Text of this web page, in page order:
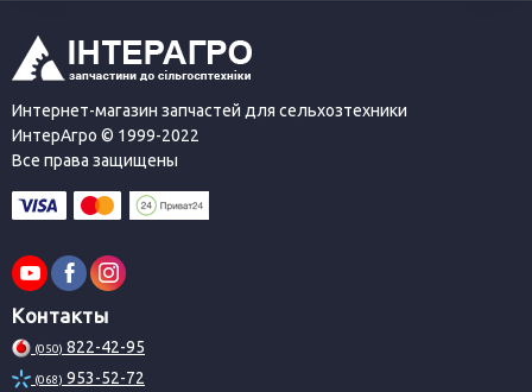
Интернет-магазин запчастей для сельхозтехники
ИнтерАгро © 1999-2022
Все права защищены
Контакты
(050) 822-42-95
(068) 953-52-72